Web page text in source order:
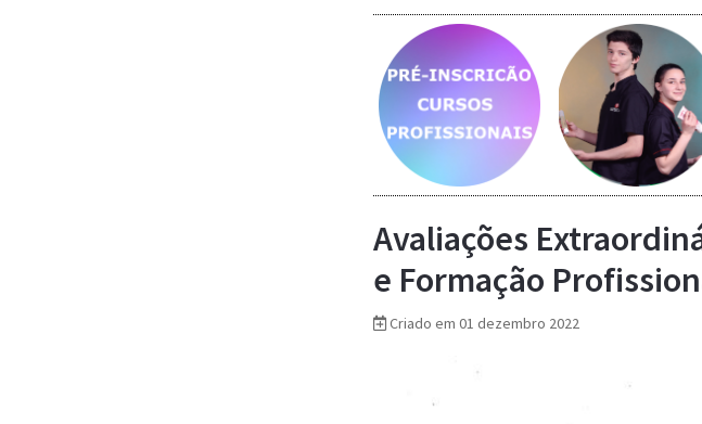
Saber mais...
Saber mais...
Avaliações
e Formação
Criado em 01 dezembro 2022